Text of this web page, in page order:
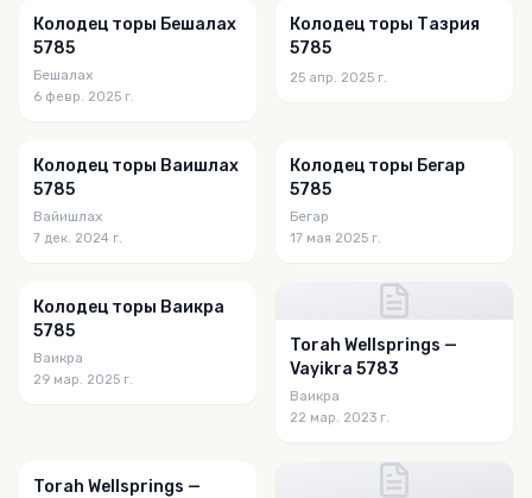
Колодец торы Бешалах
5785
Бешалах
6 февр. 2025 г.
Колодец торы Тазрия
5785
25 апр. 2025 г.
Колодец торы Ваишлах
5785
Вайишлах
7 дек. 2024 г.
Колодец торы Бегар
5785
Бегар
17 мая 2025 г.
Колодец торы Ваикра
5785
Ваикра
29 мар. 2025 г.
Torah Wellsprings —
Vayikra 5783
Ваикра
22 мар. 2023 г.
Torah Wellsprings —